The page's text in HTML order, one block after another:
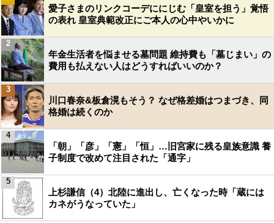
愛子さまのリンクコーデににじむ「皇室を担う」覚悟
の表れ 皇室典範改正にご本人の心中やいかに
年金生活者を悩ませる墓問題 維持費も「墓じまい」の
費用も払えない人はどうすればいいのか？
2
川口春奈&板倉滉もそう？ なぜ格差婚はつまづき、同
格婚は続くのか
3
「朝」「彦」「憲」「恒」…旧宮家に残る皇族意識 養
子制度で改めて注目された「通字」
4
上杉謙信（4）北陸に進出し、亡くなった時「蔵には
カネがうなっていた」
5